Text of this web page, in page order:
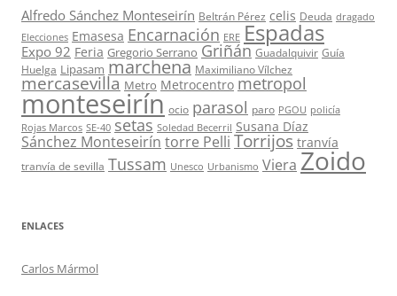
Alfredo Sánchez Monteseirín Beltrán Pérez celis Deuda dragado
Elecciones Emasesa Encarnación ERE Espadas
Expo 92 Feria Gregorio Serrano Griñán Guadalquivir Guía
Huelga Lipasam marchena Maximiliano Vílchez
mercasevilla Metro Metrocentro metropol
monteseirín ocio parasol paro PGOU policía
Rojas Marcos SE-40 setas Soledad Becerril Susana Díaz
Sánchez Monteseirín torre Pelli Torrijos tranvía
tranvía de sevilla Tussam Unesco Urbanismo Viera Zoido
ENLACES
Carlos Mármol